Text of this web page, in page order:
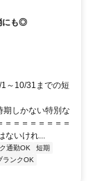
にも◎
～10/31までの短
期しかない特別な
＝＝＝＝＝＝＝＝
ないけれ...
通勤OK
短期
ランクOK